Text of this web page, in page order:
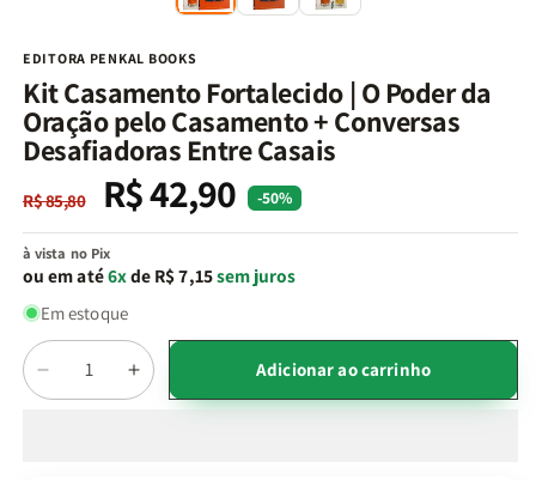
EDITORA PENKAL BOOKS
Kit Casamento Fortalecido | O Poder da
Oração pelo Casamento + Conversas
Desafiadoras Entre Casais
Preço
normal
R$ 85,80
Preço
promocional
R$ 42,90 -50%
à vista no Pix
ou em até6xde R$ 7,15sem juros
Em estoque
Quantidade
Diminuir
a
Aumentar
a
Adicionar ao carrinho